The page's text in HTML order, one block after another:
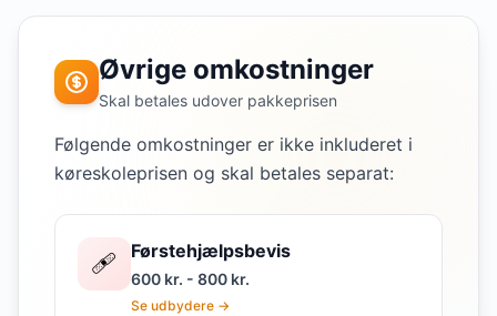
Øvrige omkostninger
Skal betales udover pakkeprisen
Følgende omkostninger er ikke inkluderet i
køreskoleprisen og skal betales separat:
🩹 Førstehjælpsbevis
600 kr. - 800 kr.
Se udbydere →